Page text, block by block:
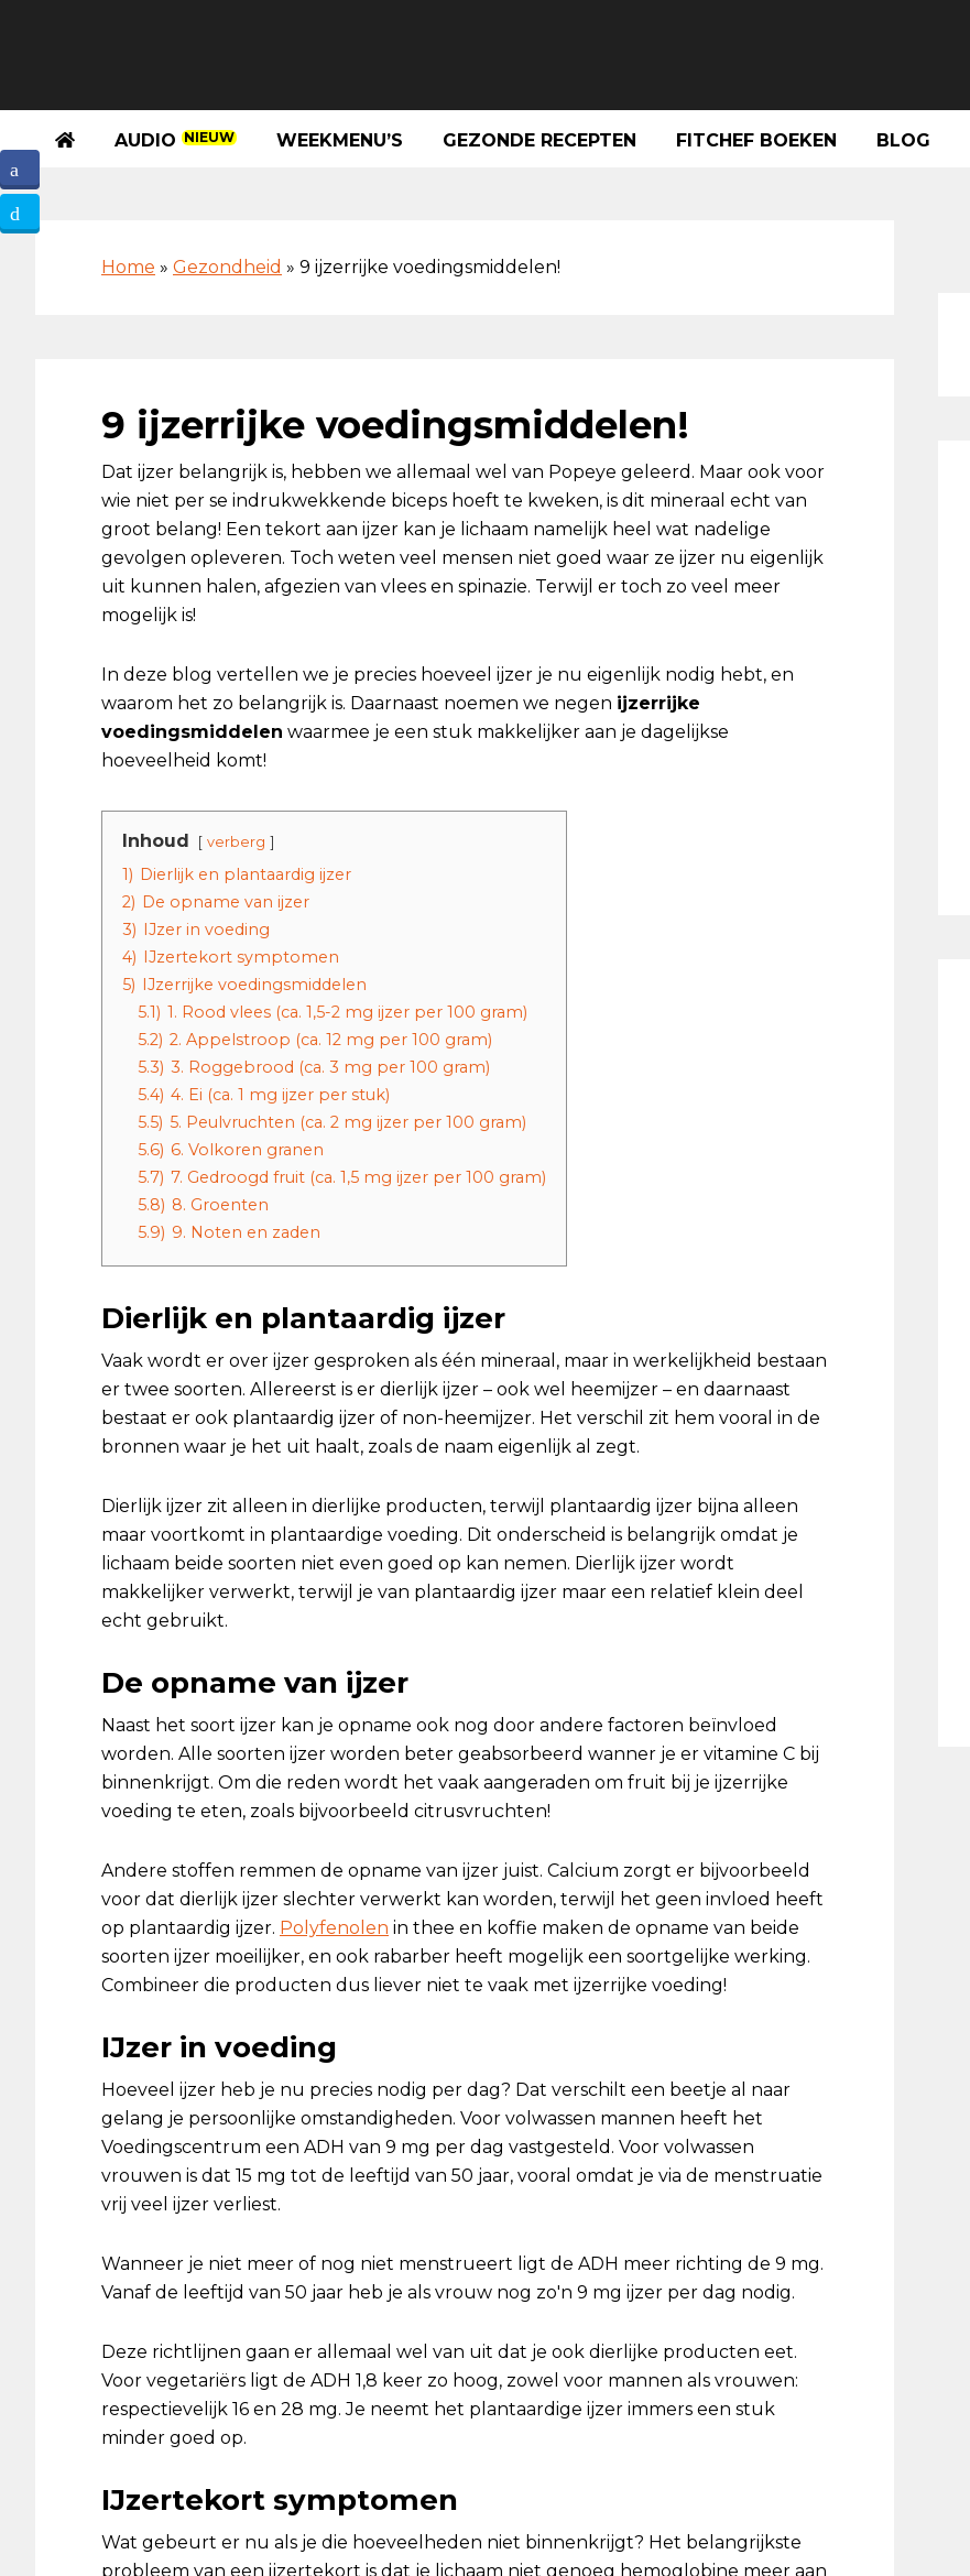
inhoud
sidebar
AUDIO NIEUW WEEKMENU’S GEZONDE RECEPTEN FITCHEF BOEKEN BLOG
Home » Gezondheid » 9 ijzerrijke voedingsmiddelen!
9 ijzerrijke voedingsmiddelen!
Dat ijzer belangrijk is, hebben we allemaal wel van Popeye geleerd. Maar ook voor
wie niet per se indrukwekkende biceps hoeft te kweken, is dit mineraal echt van
groot belang! Een tekort aan ijzer kan je lichaam namelijk heel wat nadelige
gevolgen opleveren. Toch weten veel mensen niet goed waar ze ijzer nu eigenlijk
uit kunnen halen, afgezien van vlees en spinazie. Terwijl er toch zo veel meer
mogelijk is!
In deze blog vertellen we je precies hoeveel ijzer je nu eigenlijk nodig hebt, en
waarom het zo belangrijk is. Daarnaast noemen we negen ijzerrijke
voedingsmiddelen waarmee je een stuk makkelijker aan je dagelijkse
hoeveelheid komt!
Inhoud verberg
1) Dierlijk en plantaardig ijzer
2) De opname van ijzer
3) IJzer in voeding
4) IJzertekort symptomen
5) IJzerrijke voedingsmiddelen
5.1) 1. Rood vlees (ca. 1,5-2 mg ijzer per 100 gram)
5.2) 2. Appelstroop (ca. 12 mg per 100 gram)
5.3) 3. Roggebrood (ca. 3 mg per 100 gram)
5.4) 4. Ei (ca. 1 mg ijzer per stuk)
5.5) 5. Peulvruchten (ca. 2 mg ijzer per 100 gram)
5.6) 6. Volkoren granen
5.7) 7. Gedroogd fruit (ca. 1,5 mg ijzer per 100 gram)
5.8) 8. Groenten
5.9) 9. Noten en zaden
Dierlijk en plantaardig ijzer
Vaak wordt er over ijzer gesproken als één mineraal, maar in werkelijkheid bestaan
er twee soorten. Allereerst is er dierlijk ijzer – ook wel heemijzer – en daarnaast
bestaat er ook plantaardig ijzer of non-heemijzer. Het verschil zit hem vooral in de
bronnen waar je het uit haalt, zoals de naam eigenlijk al zegt.
Dierlijk ijzer zit alleen in dierlijke producten, terwijl plantaardig ijzer bijna alleen
maar voortkomt in plantaardige voeding. Dit onderscheid is belangrijk omdat je
lichaam beide soorten niet even goed op kan nemen. Dierlijk ijzer wordt
makkelijker verwerkt, terwijl je van plantaardig ijzer maar een relatief klein deel
echt gebruikt.
De opname van ijzer
Naast het soort ijzer kan je opname ook nog door andere factoren beïnvloed
worden. Alle soorten ijzer worden beter geabsorbeerd wanner je er vitamine C bij
binnenkrijgt. Om die reden wordt het vaak aangeraden om fruit bij je ijzerrijke
voeding te eten, zoals bijvoorbeeld citrusvruchten!
Andere stoffen remmen de opname van ijzer juist. Calcium zorgt er bijvoorbeeld
voor dat dierlijk ijzer slechter verwerkt kan worden, terwijl het geen invloed heeft
op plantaardig ijzer. Polyfenolen in thee en koffie maken de opname van beide
soorten ijzer moeilijker, en ook rabarber heeft mogelijk een soortgelijke werking.
Combineer die producten dus liever niet te vaak met ijzerrijke voeding!
IJzer in voeding
Hoeveel ijzer heb je nu precies nodig per dag? Dat verschilt een beetje al naar
gelang je persoonlijke omstandigheden. Voor volwassen mannen heeft het
Voedingscentrum een ADH van 9 mg per dag vastgesteld. Voor volwassen
vrouwen is dat 15 mg tot de leeftijd van 50 jaar, vooral omdat je via de menstruatie
vrij veel ijzer verliest.
Wanneer je niet meer of nog niet menstrueert ligt de ADH meer richting de 9 mg.
Vanaf de leeftijd van 50 jaar heb je als vrouw nog zo'n 9 mg ijzer per dag nodig.
Deze richtlijnen gaan er allemaal wel van uit dat je ook dierlijke producten eet.
Voor vegetariërs ligt de ADH 1,8 keer zo hoog, zowel voor mannen als vrouwen:
respectievelijk 16 en 28 mg. Je neemt het plantaardige ijzer immers een stuk
minder goed op.
IJzertekort symptomen
Wat gebeurt er nu als je die hoeveelheden niet binnenkrijgt? Het belangrijkste
probleem van een ijzertekort is dat je lichaam niet genoeg hemoglobine meer aan